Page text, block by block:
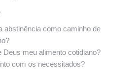
abstinência como caminho de
Deus meu alimento cotidiano?
com os necessitados?